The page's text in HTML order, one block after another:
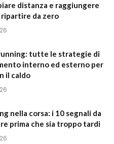
distanza e raggiungere
ripartire da zero
tutte le strategie di
interno ed esterno per
il caldo
nella corsa: i 10 segnali da
prima che sia troppo tardi